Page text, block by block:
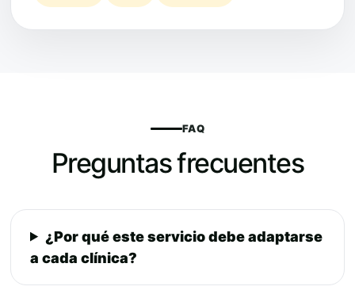
FAQ
Preguntas frecuentes
¿Por qué este servicio debe adaptarse
a cada clínica?